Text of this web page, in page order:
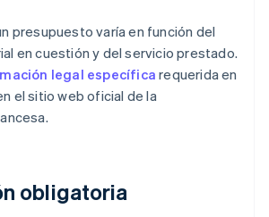
presupuesto varía en función del
en cuestión y del servicio prestado.
legal específicarequerida en
el sitio web oficial de la
obligatoria